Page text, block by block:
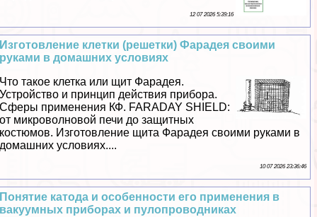
12 07 2026 5:39:16
Изготовление клетки (решетки) Фарадея своими
руками в домашних условиях
Что такое клетка или щит Фарадея.
Устройство и принцип действия прибора.
Сферы применения КФ. FARADAY SHIELD:
от микроволновой печи до защитных
костюмов. Изготовление щита Фарадея своими руками в
домашних условиях....
10 07 2026 23:36:46
Понятие катода и особенности его применения в
вакуумных приборах и пулопроводниках